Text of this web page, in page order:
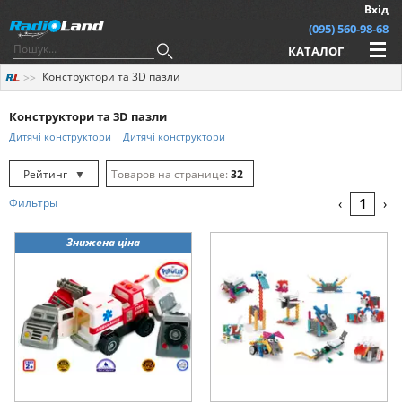
Вхід
(095) 560-98-68
КАТАЛОГ
Конструктори та 3D пазли
Конструктори та 3D пазли
Дитячі конструктори Дитячі конструктори
Рейтинг
▼
Рейтинг
Дата ▼
Ціна ▲
Ціна ▼
32
Фильтры ‹ 1 ›
Знижена ціна